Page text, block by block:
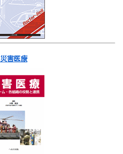
災害医療